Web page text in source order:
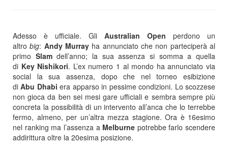
Adesso è ufficiale. Gli Australian Open perdono un
altrobig: Andy Murray ha annunciato che non parteciperà al
primo Slamdell’anno; la sua assenza si somma a quella
di Key Nishikori. L’ex numero 1 al mondo ha annunciato via
social la sua assenza, dopo che nel torneo esibizione
diAbu Dhabi era apparso in pessime condizioni. Lo scozzese
non gioca da ben sei mesi gare ufficiali e sembra sempre più
concreta la possibilità di un intervento all’anca che lo terrebbe
fermo, almeno, per un’altra mezza stagione. Ora è 16esimo
nel ranking ma l’assenza a Melburne potrebbe farlo scendere
addirittura oltre la 20esima posizione.